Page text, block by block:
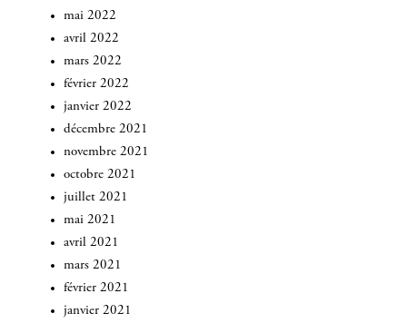
mai 2022
avril 2022
mars 2022
février 2022
janvier 2022
décembre 2021
novembre 2021
octobre 2021
juillet 2021
mai 2021
avril 2021
mars 2021
février 2021
janvier 2021
INSCRIVEZ-VOUS